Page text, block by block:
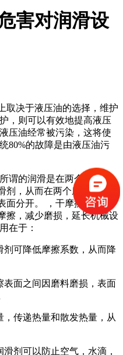
害对润滑设
取决于液压油的选择，维护
，则可以有效地提高液压
压油经常被污染，这将使
80%的故障是由液压油污
谓的润滑是在两个接触表
，从而在两个摩擦表面之
面分开。 ，干摩擦是润滑
擦，减少磨损，延长机械设
在于：
剂可降低摩擦系数，从而降
表面之间因磨料磨损，表面
传递热量和散发热量，从
剂可以防止空气，水滴，